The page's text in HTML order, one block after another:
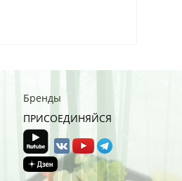
Бренды
ПРИСОЕДИНЯЙСЯ